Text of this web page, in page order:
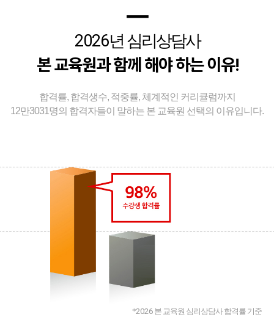
━
2026년 심리상담사
본 교육원과 함께 해야 하는 이유!
합격률, 합격생수, 적중률, 체계적인 커리큘럼까지
12만3031명의 합격자들이 말하는 본 교육원 선택의 이유입니다.
*2026 본 교육원 심리상담사 합격률 기준